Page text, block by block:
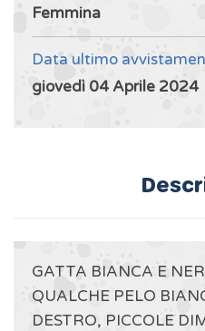
Femmina
Data ultimo
giovedì 04 Aprile 2024
GATTA BIANCA E
QUALCHE PELO
DESTRO, PICCOLE